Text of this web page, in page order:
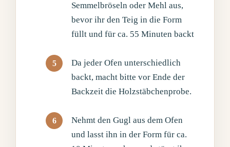
Semmelbröseln oder Mehl aus,
bevor ihr den Teig in die Form
füllt und für ca. 55 Minuten backt
Da jeder Ofen unterschiedlich
backt, macht bitte vor Ende der
Backzeit die Holzstäbchenprobe.
Nehmt den Gugl aus dem Ofen
und lasst ihn in der Form für ca.